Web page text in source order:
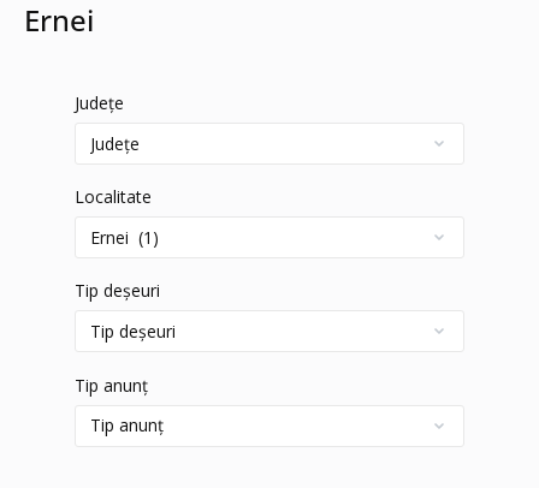
Ernei
Județe
Localitate
Tip deșeuri
Tip anunț